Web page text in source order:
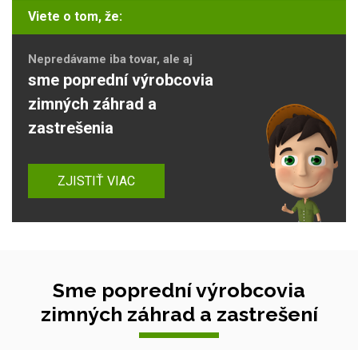
Viete o tom, že:
Nepredávame iba tovar, ale aj
sme poprední výrobcovia
zimných záhrad a
zastrešenia
ZJISTIŤ VIAC
Sme poprední výrobcovia
zimných záhrad a zastrešení